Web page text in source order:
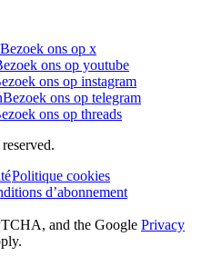
Bezoek ons op x
ons op youtube
ons op instagram
Bezoek ons op telegram
ons op threads
Politique cookies
d’abonnement
and the Google Privacy